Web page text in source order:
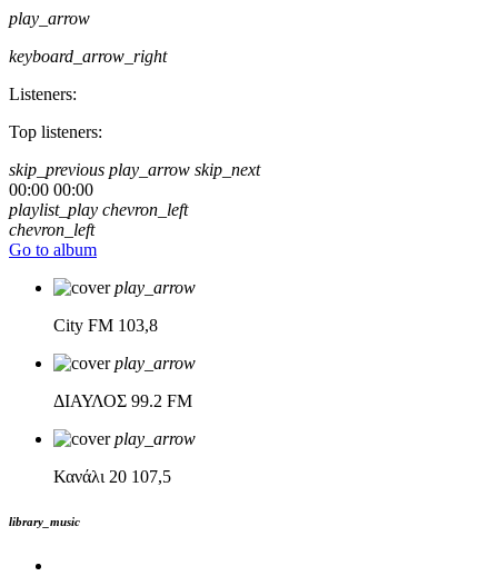
play_arrow
keyboard_arrow_right
Listeners:
Top listeners:
skip_previous play_arrow skip_next
00:00 00:00
playlist_play chevron_left
chevron_left
Go to album
play_arrow
City FM 103,8
play_arrow
ΔΙΑΥΛΟΣ 99.2 FM
play_arrow
Κανάλι 20 107,5
library_music